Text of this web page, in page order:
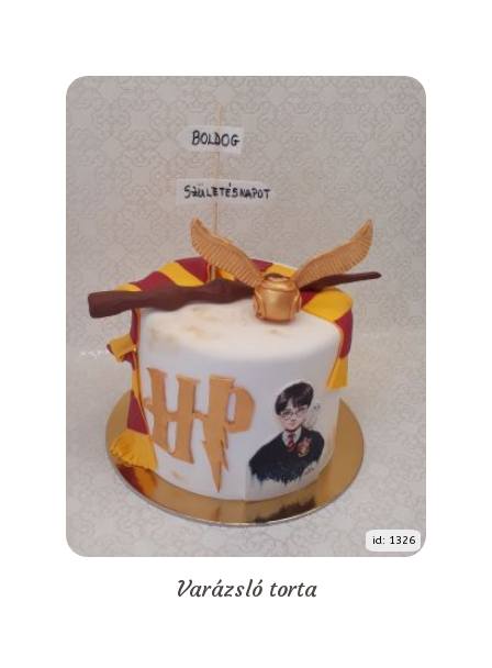
id: 1326
Varázsló torta